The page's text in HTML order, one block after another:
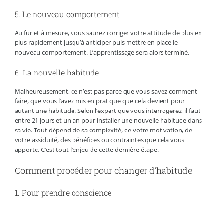
5. Le nouveau comportement
Au fur et à mesure, vous saurez corriger votre attitude de plus en
plus rapidement jusqu’à anticiper puis mettre en place le
nouveau comportement. L’apprentissage sera alors terminé.
6. La nouvelle habitude
Malheureusement, ce n’est pas parce que vous savez comment
faire, que vous l’avez mis en pratique que cela devient pour
autant une habitude. Selon l’expert que vous interrogerez, il faut
entre 21 jours et un an pour installer une nouvelle habitude dans
sa vie. Tout dépend de sa complexité, de votre motivation, de
votre assiduité, des bénéfices ou contraintes que cela vous
apporte. C’est tout l’enjeu de cette dernière étape.
Comment procéder pour changer d’habitude
1. Pour prendre conscience